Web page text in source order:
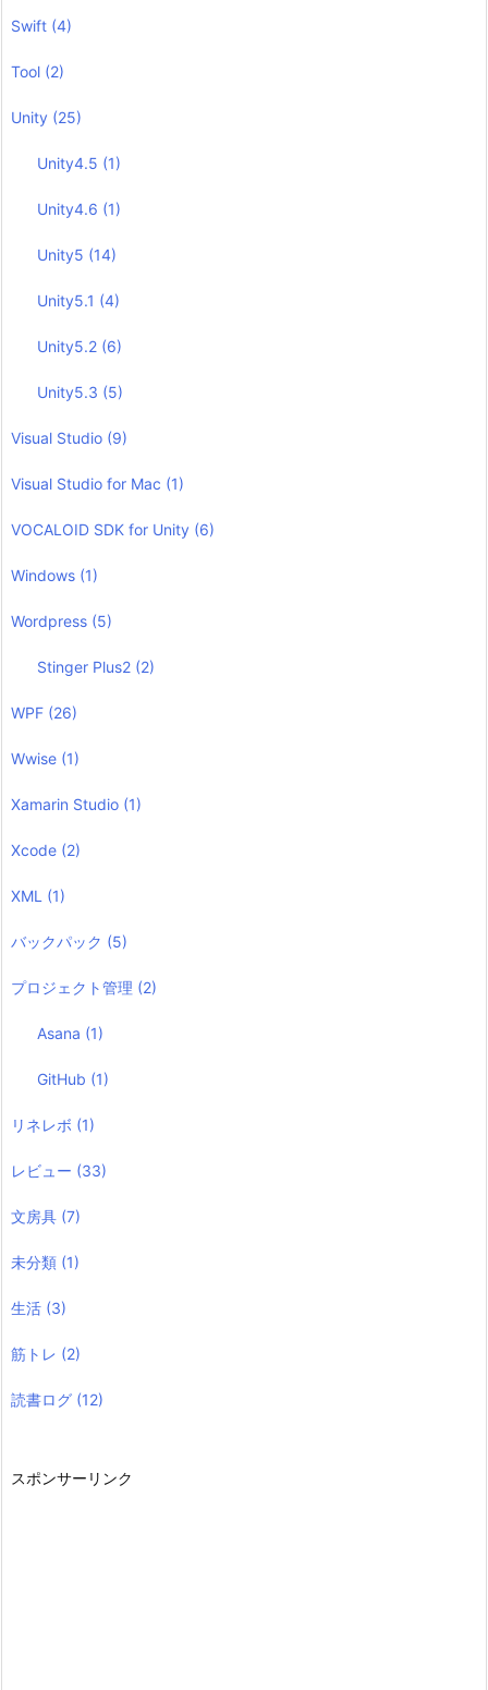
Swift (4)
Tool (2)
Unity (25)
Unity4.5 (1)
Unity4.6 (1)
Unity5 (14)
Unity5.1 (4)
Unity5.2 (6)
Unity5.3 (5)
Visual Studio (9)
Visual Studio for Mac (1)
VOCALOID SDK for Unity (6)
Windows (1)
Wordpress (5)
Stinger Plus2 (2)
WPF (26)
Wwise (1)
Xamarin Studio (1)
Xcode (2)
XML (1)
バックパック (5)
プロジェクト管理 (2)
Asana (1)
GitHub (1)
リネレボ (1)
レビュー (33)
文房具 (7)
未分類 (1)
生活 (3)
筋トレ (2)
読書ログ (12)
スポンサーリンク